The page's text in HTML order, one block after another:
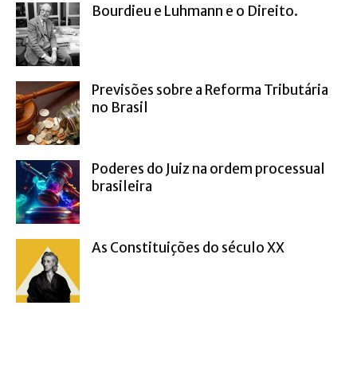
Bourdieu e Luhmann e o Direito.
Previsões sobre a Reforma Tributária
no Brasil
Poderes do Juiz na ordem processual
brasileira
As Constituições do século XX